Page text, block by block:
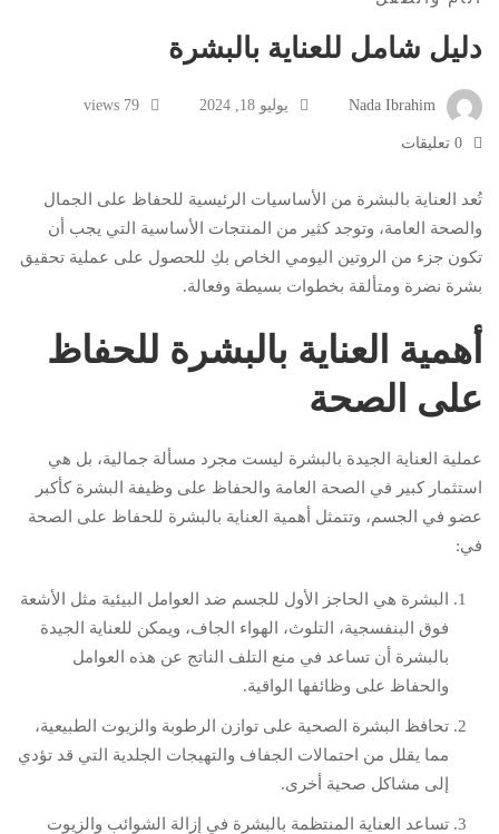
دليل شامل للعناية بالبشرة
يوليو 18, 2024 79 views
0 تعليقات
تُعد العناية بالبشرة من الأساسيات الرئيسية للحفاظ على الجمال
والصحة العامة، وتوجد كثير من المنتجات الأساسية التي يجب أن
تكون جزء من الروتين اليومي الخاص بكِ للحصول على عملية تحقيق
بشرة نضرة ومتألقة بخطوات بسيطة وفعالة.
أهمية العناية بالبشرة للحفاظ
على الصحة
عملية العناية الجيدة بالبشرة ليست مجرد مسألة جمالية، بل هي
استثمار كبير في الصحة العامة والحفاظ على وظيفة البشرة كأكبر
عضو في الجسم، وتتمثل أهمية العناية بالبشرة للحفاظ على الصحة
في:
البشرة هي الحاجز الأول للجسم ضد العوامل البيئية مثل الأشعة
فوق البنفسجية، التلوث، الهواء الجاف، ويمكن للعناية الجيدة
بالبشرة أن تساعد في منع التلف الناتج عن هذه العوامل
والحفاظ على وظائفها الواقية.
تحافظ البشرة الصحية على توازن الرطوبة والزيوت الطبيعية،
مما يقلل من احتمالات الجفاف والتهيجات الجلدية التي قد تؤدي
إلى مشاكل صحية أخرى.
تساعد العناية المنتظمة بالبشرة في إزالة الشوائب والزيوت